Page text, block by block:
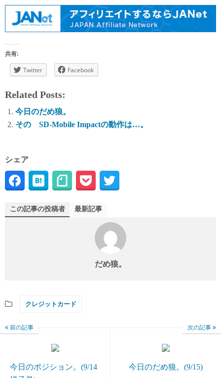
共有:
Twitter Facebook
Related Posts:
今日のだめ狼。
その SD-Mobile Impactの動作は…。
シェア
この記事の投稿者 最新記事
だめ狼。
クレジットカード
前の記事
今日のポジション。(9/14
次の記事
今日のだめ狼。(9/15)